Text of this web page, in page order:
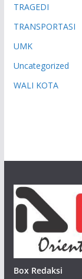
TRAGEDI
TRANSPORTASI
UMK
Uncategorized
WALI KOTA
Box Redaksi